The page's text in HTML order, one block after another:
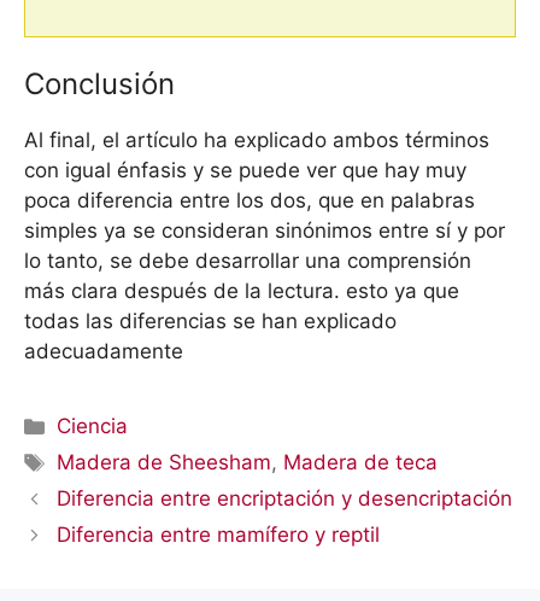
Conclusión
Al final, el artículo ha explicado ambos términos
con igual énfasis y se puede ver que hay muy
poca diferencia entre los dos, que en palabras
simples ya se consideran sinónimos entre sí y por
lo tanto, se debe desarrollar una comprensión
más clara después de la lectura. esto ya que
todas las diferencias se han explicado
adecuadamente
Categorías
Ciencia
Etiquetas
Madera de Sheesham, Madera de teca
Diferencia entre encriptación y desencriptación
Diferencia entre mamífero y reptil